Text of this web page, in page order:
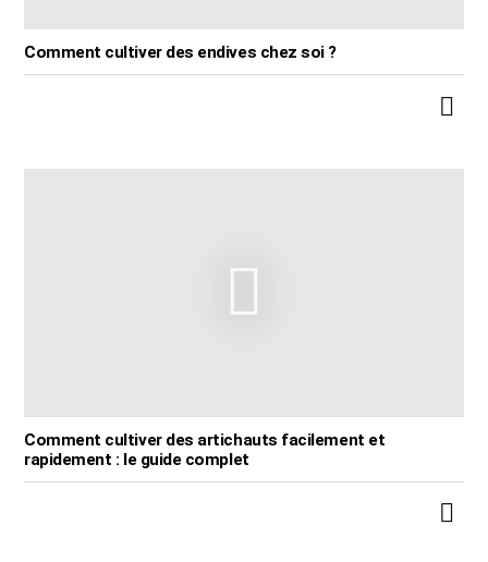
Comment cultiver des endives chez soi ?
Comment cultiver des artichauts facilement et
rapidement : le guide complet